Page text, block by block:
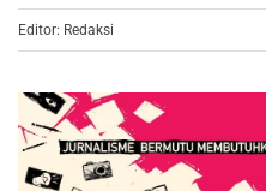
Editor: Redaksi